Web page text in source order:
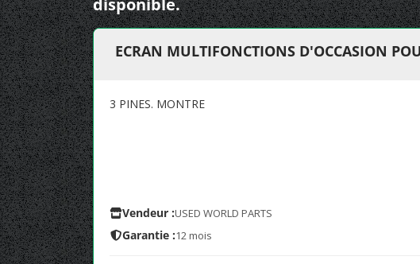
disponible.
ECRAN MULTIFONCTIONS D'OCCASION
3 PINES. MONTRE
Vendeur :USED WORLD PARTS
Garantie :12 mois